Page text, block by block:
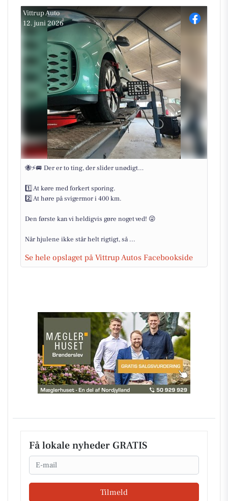
Vittrup Auto
12. juni 2026
🐝⚡🚐 Der er to ting, der slider unødigt…
1️⃣ At køre med forkert sporing.
2️⃣ At høre på svigermor i 400 km.
Den første kan vi heldigvis gøre noget ved! 😜
Når hjulene ikke står helt rigtigt, så ...
Se hele opslaget på Vittrup Autos Facebookside
Få lokale nyheder GRATIS
Email
Tilmeld